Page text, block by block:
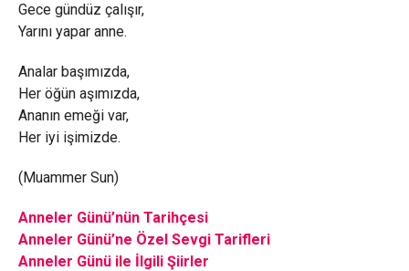
Gece gündüz çalışır,
Yarını yapar anne.
Analar başımızda,
Her öğün aşımızda,
Ananın emeği var,
Her iyi işimizde.
(Muammer Sun)
Anneler Günü’nün Tarihçesi
Anneler Günü’ne Özel Sevgi Tarifleri
Anneler Günü ile İlgili Şiirler